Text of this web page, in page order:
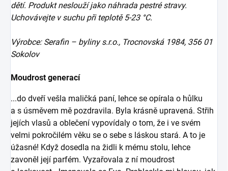
dětí. Produkt neslouží jako náhrada pestré stravy.
Uchovávejte v suchu při teplotě 5-23 °C.
Výrobce: Serafin – byliny s.r.o., Trocnovská 1984, 356 01
Sokolov
Moudrost generací
...do dveří vešla maličká paní, lehce se opírala o hůlku
a s úsměvem mě pozdravila. Byla krásně upravená. Střih
jejích vlasů a oblečení vypovídaly o tom, že i ve svém
velmi pokročilém věku se o sebe s láskou stará. A to je
úžasné! Když dosedla na židli k mému stolu, lehce
zavoněl její parfém. Vyzařovala z ní moudrost